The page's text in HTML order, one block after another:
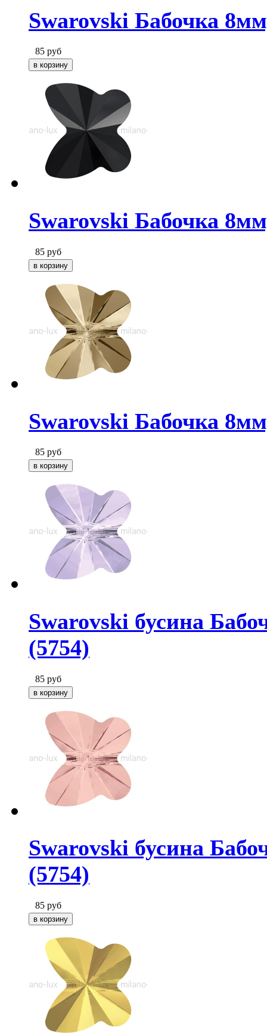
Swarovski Бабочка
85 руб
Swarovski Бабочка
85 руб
Swarovski Бабочка
85 руб
Swarovski бусина
(5754)
85 руб
Swarovski бусина
(5754)
85 руб